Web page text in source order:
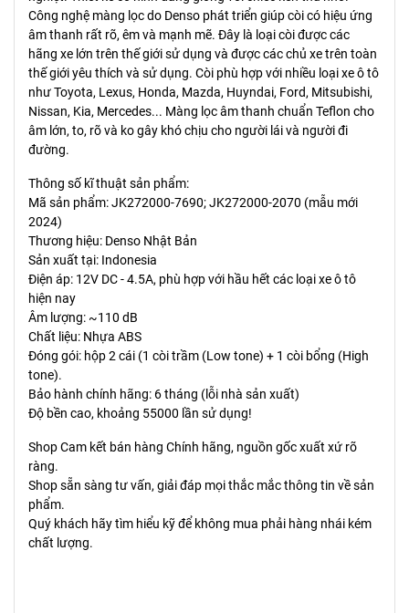
Công nghệ màng lọc do Denso phát triển giúp còi có hiệu ứng
âm thanh rất rõ, êm và mạnh mẽ. Đây là loại còi được các
hãng xe lớn trên thế giới sử dụng và được các chủ xe trên toàn
thế giới yêu thích và sử dụng. Còi phù hợp với nhiều loại xe ô tô
như Toyota, Lexus, Honda, Mazda, Huyndai, Ford, Mitsubishi,
Nissan, Kia, Mercedes... Màng lọc âm thanh chuẩn Teflon cho
âm lớn, to, rõ và ko gây khó chịu cho người lái và người đi
đường.
Thông số kĩ thuật sản phẩm:
Mã sản phẩm: JK272000-7690; JK272000-2070 (mẫu mới
2024)
Thương hiệu: Denso Nhật Bản
Sản xuất tại: Indonesia
Điện áp: 12V DC - 4.5A, phù hợp với hầu hết các loại xe ô tô
hiện nay
Âm lượng: ~110 dB
Chất liệu: Nhựa ABS
Đóng gói: hộp 2 cái (1 còi trầm (Low tone) + 1 còi bổng (High
tone).
Bảo hành chính hãng: 6 tháng (lỗi nhà sản xuất)
Độ bền cao, khoảng 55000 lần sử dụng!
Shop Cam kết bán hàng Chính hãng, nguồn gốc xuất xứ rõ
ràng.
Shop sẵn sàng tư vấn, giải đáp mọi thắc mắc thông tin về sản
phẩm.
Quý khách hãy tìm hiểu kỹ để không mua phải hàng nhái kém
chất lượng.